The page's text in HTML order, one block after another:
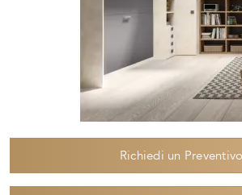
Richiedi un Preventivo